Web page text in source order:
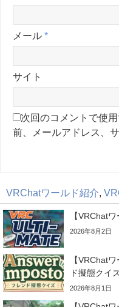
メール *
サイト
次回のコメントで使
前、メールアドレス、
VRChatワールド紹介
【VRChat
2026年8月2日
【VRChat
ド擬態クイ
2026年8月1日